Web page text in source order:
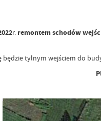
r. remontem schodów
będzie tylnym wejściem do